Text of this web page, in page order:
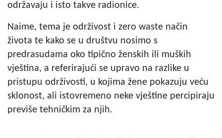
održavaju i isto takve radionice.
Naime, tema je održivost i zero waste način
života te kako se u društvu nosimo s
predrasudama oko tipično ženskih ili muških
vještina, a referirajući se upravo na razlike u
pristupu održivosti, u kojima žene pokazuju veću
sklonost, ali istovremeno neke vještine percipiraju
previše tehničkim za njih.